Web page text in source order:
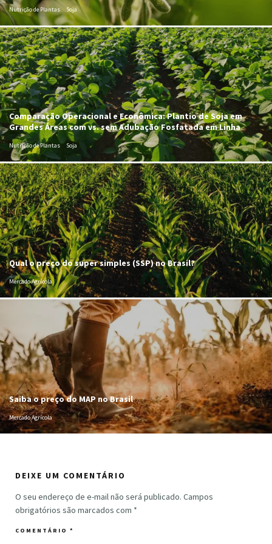
Nutrição de Plantas Soja
Comparação Operacional e Econômica: Plantio de Soja em
Grandes Áreas com vs. sem Adubação Fosfatada em Linha
Nutrição de Plantas Soja
Qual o preço do super simples (SSP) no Brasil?
Mercado Agrícola
Saiba o preço do MAP no Brasil
Mercado Agrícola
DEIXE UM COMENTÁRIO
O seu endereço de e-mail não será publicado. Campos
obrigatórios são marcados com *
COMENTÁRIO *